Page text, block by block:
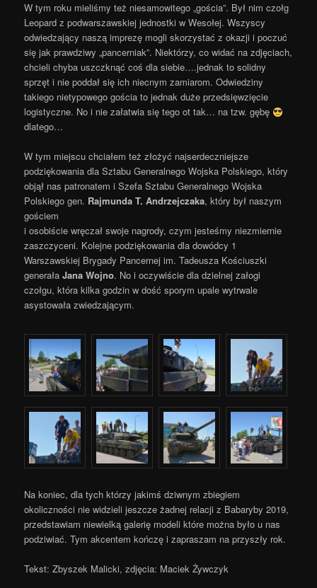
W tym roku mieliśmy też niesamowitego „gościa”. Był nim czołg
Leopard z podwarszawskiej jednostki w Wesołej. Wszyscy
odwiedzający naszą imprezę mogli skorzystać z okazji i poczuć
się jak prawdziwy „pancerniak”. Niektórzy, co widać na zdjęciach,
chcieli chyba uszczknąć coś dla siebie….jednak to solidny
sprzęt i nie poddał się ich niecnym zamiarom. Odwiedziny
takiego nietypowego gościa to jednak duże przedsięwzięcie
logistyczne. No i nie załatwia się tego ot tak… na tzw. gębę
dlatego…
W tym miejscu chciałem też złożyć najserdeczniejsze
podziękowania dla Sztabu Generalnego Wojska Polskiego, który
objął nas patronatem i Szefa Sztabu Generalnego Wojska
Polskiego gen. Rajmunda T. Andrzejczaka, który był naszym
gościem
i osobiście wręczał swoje nagrody, czym jesteśmy niezmiernie
zaszczyceni. Kolejne podziękowania dla dowódcy 1
Warszawskiej Brygady Pancernej im. Tadeusza Kościuszki
generałaJana Wojno. No i oczywiście dla dzielnej załogi
czołgu, która kilka godzin w dość sporym upale wytrwale
asystowała zwiedzającym.
Na koniec, dla tych którzy jakimś dziwnym zbiegiem
okoliczności nie widzieli jeszcze żadnej relacji z Babaryby 2019,
przedstawiam niewielką galerię modeli które można było u nas
podziwiać. Tym akcentem kończę i zapraszam na przyszły rok.
Tekst: Zbyszek Malicki, zdjęcia: Maciek Żywczyk